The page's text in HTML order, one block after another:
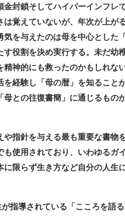
封鎖そしてハイパーインフレ
覚えていないが、年次が上が
を与えたのは母を中心とした
役割を決め実行する。未だ幼
神的にも救ったのかもしれない
経験し「母の暦」を知ること
との往復書簡」に通じるもの
指針を与える最も重要な書物
使用されており、いわゆるガ
限らず生き方など自分の人生
指導されている「こころを語